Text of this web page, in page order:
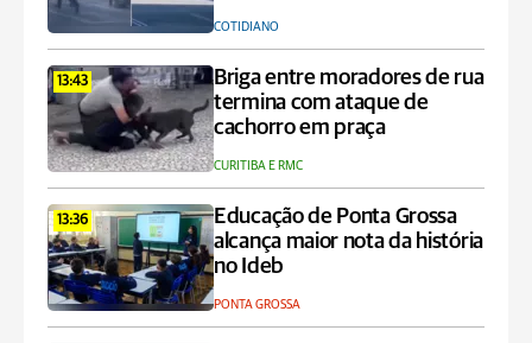
COTIDIANO
13:43
Briga entre moradores de rua
termina com ataque de
cachorro em praça
CURITIBA E RMC
13:36
Educação de Ponta Grossa
alcança maior nota da história
no Ideb
PONTA GROSSA